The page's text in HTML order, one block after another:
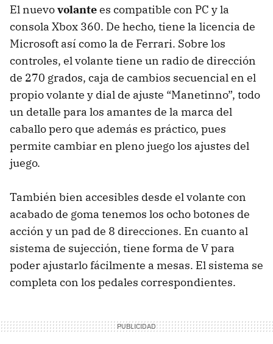
El nuevovolantees compatible con PC y la
consola Xbox 360. De hecho, tiene la licencia de
Microsoft así como la de Ferrari. Sobre los
controles, el volante tiene un radio de dirección
de 270 grados, caja de cambios secuencial en el
propio volante y dial de ajuste “Manetinno”, todo
un detalle para los amantes de la marca del
caballo pero que además es práctico, pues
permite cambiar en pleno juego los ajustes del
juego.
También bien accesibles desde el volante con
acabado de goma tenemos los ocho botones de
acción y un pad de 8 direcciones. En cuanto al
sistema de sujección, tiene forma de V para
poder ajustarlo fácilmente a mesas. El sistema se
completa con los pedales correspondientes.